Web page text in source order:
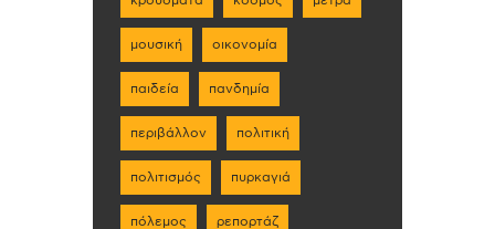
μουσική οικονομία
παιδεία πανδημία
περιβάλλον πολιτική
πολιτισμός πυρκαγιά
πόλεμος ρεπορτάζ